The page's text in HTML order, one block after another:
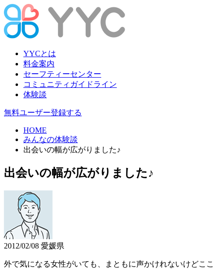
YYCとは
料金案内
セーフティーセンター
コミュニティガイドライン
体験談
無料ユーザー登録する
HOME
みんなの体験談
出会いの幅が広がりました♪
出会いの幅が広がりました♪
2012/02/08 愛媛県
外で気になる女性がいても、まともに声かけれないけどここ